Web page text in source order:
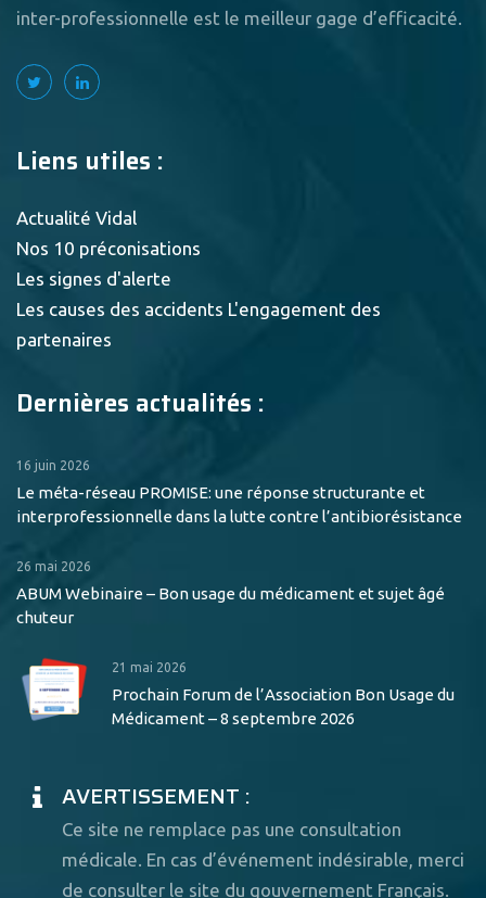
inter-professionnelle est le meilleur gage d’efficacité.
Liens utiles :
Actualité Vidal
Nos 10 préconisations
Les signes d'alerte
Les causes des accidents L'engagement des
partenaires
Dernières actualités :
16 juin 2026
Le méta-réseau PROMISE: une réponse structurante et
interprofessionnelle dans la lutte contre l’antibiorésistance
26 mai 2026
ABUM Webinaire – Bon usage du médicament et sujet âgé
chuteur
21 mai 2026
Prochain Forum de l’Association Bon Usage du
Médicament – 8 septembre 2026
AVERTISSEMENT :
Ce site ne remplace pas une consultation
médicale. En cas d’événement indésirable, merci
de consulter le site du gouvernement Français.